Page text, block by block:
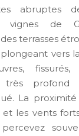
abruptes
vignes de
terrasses
vers
fissurés,
très
La
et les vents